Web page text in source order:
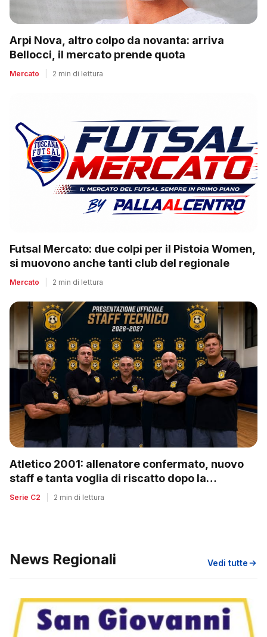
Arpi Nova, altro colpo da novanta: arriva
Bellocci, il mercato prende quota
Mercato 2 min di lettura
Futsal Mercato: due colpi per il Pistoia Women,
si muovono anche tanti club del regionale
Mercato 2 min di lettura
Atletico 2001: allenatore confermato, nuovo
staff e tanta voglia di riscatto dopo la
retrocessione
Serie C2 2 min di lettura
News Regionali Vedi tutte